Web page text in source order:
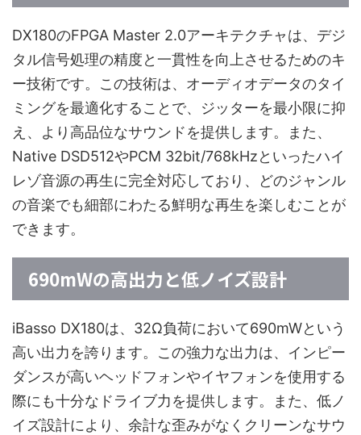
DX180のFPGA Master 2.0アーキテクチャは、デジ
タル信号処理の精度と一貫性を向上させるためのキ
ー技術です。この技術は、オーディオデータのタイ
ミングを最適化することで、ジッターを最小限に抑
え、より高品位なサウンドを提供します。また、
Native DSD512やPCM 32bit/768kHzといったハイ
レゾ音源の再生に完全対応しており、どのジャンル
の音楽でも細部にわたる鮮明な再生を楽しむことが
できます。
690mWの高出力と低ノイズ設計
iBasso DX180は、32Ω負荷において690mWという
高い出力を誇ります。この強力な出力は、インピー
ダンスが高いヘッドフォンやイヤフォンを使用する
際にも十分なドライブ力を提供します。また、低ノ
イズ設計により、余計な歪みがなくクリーンなサウ